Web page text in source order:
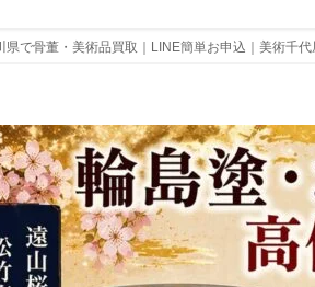
県で骨董・美術品買取｜LINE簡単お申込｜美術千代